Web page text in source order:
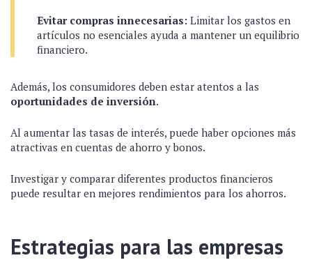
Evitar compras innecesarias: Limitar los gastos en
artículos no esenciales ayuda a mantener un equilibrio
financiero.
Además, los consumidores deben estar atentos a las
oportunidades de inversión.
Al aumentar las tasas de interés, puede haber opciones más
atractivas en cuentas de ahorro y bonos.
Investigar y comparar diferentes productos financieros
puede resultar en mejores rendimientos para los ahorros.
Estrategias para las empresas